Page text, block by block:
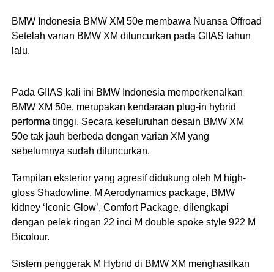
BMW Indonesia BMW XM 50e membawa Nuansa Offroad
Setelah varian BMW XM diluncurkan pada GIIAS tahun
lalu,
Pada GIIAS kali ini BMW Indonesia memperkenalkan
BMW XM 50e, merupakan kendaraan plug-in hybrid
performa tinggi. Secara keseluruhan desain BMW XM
50e tak jauh berbeda dengan varian XM yang
sebelumnya sudah diluncurkan.
Tampilan eksterior yang agresif didukung oleh M high-
gloss Shadowline, M Aerodynamics package, BMW
kidney ‘Iconic Glow’, Comfort Package, dilengkapi
dengan pelek ringan 22 inci M double spoke style 922 M
Bicolour.
Sistem penggerak M Hybrid di BMW XM menghasilkan